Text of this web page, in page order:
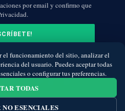
por email y confirmo que
el funcionamiento del sitio, analizar el
del usuario. Puedes aceptar todas
o configurar tus preferencias.
TODAS
ESENCIALES